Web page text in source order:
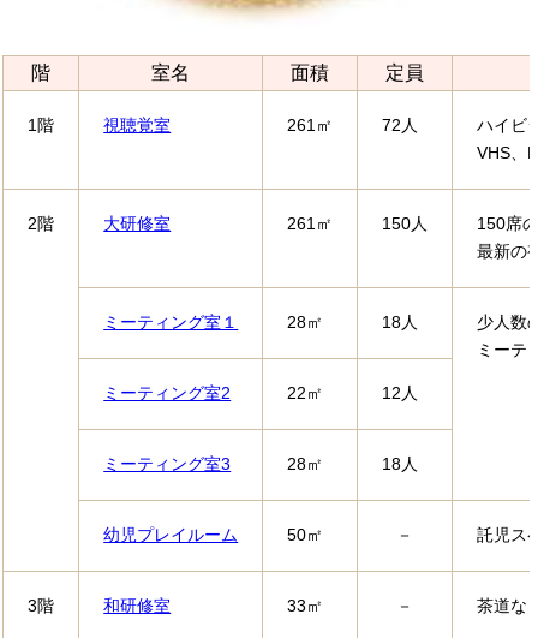
階 室名 面積 定員
1階 視聴覚室 261㎡ 72人
ハイビ
VHS、
2階 大研修室 261㎡ 150人
150席
最新の
ミーティング室１ 28㎡ 18人
少人数
ミーテ
ミーティング室2 22㎡ 12人
ミーティング室3 28㎡ 18人
幼児プレイルーム 50㎡ － 託児ス
3階 和研修室 33㎡ － 茶道な